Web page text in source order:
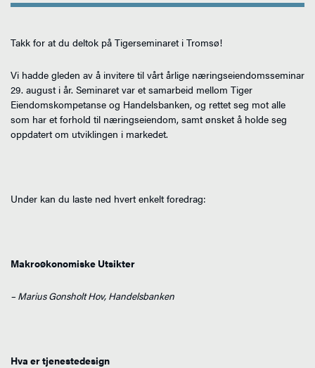
TIGERKARTET
OM OSS
KONTAKT
Takk for at du deltok på Tigerseminaret i Tromsø!
Vi hadde gleden av å invitere til vårt årlige næringseiendomsseminar
29. august i år. Seminaret var et samarbeid mellom Tiger
Eiendomskompetanse og Handelsbanken, og rettet seg mot alle
som har et forhold til næringseiendom, samt ønsket å holde seg
oppdatert om utviklingen i markedet.
Under kan du laste ned hvert enkelt foredrag:
Makroøkonomiske Utsikter
– Marius Gonsholt Hov, Handelsbanken
Hva er tjenestedesign